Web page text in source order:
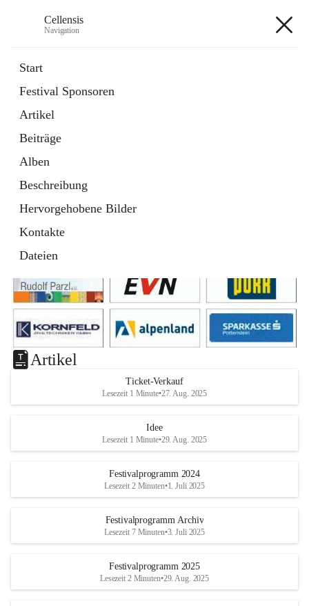
Cellensis
Navigation
Start
Festival Sponsoren
Artikel
Beiträge
Alben
Beschreibung
Hervorgehobene Bilder
Kontakte
Dateien
Festival Sponsoren
Artikel
Ticket-Verkauf
Lesezeit 1 Minute•27. Aug. 2025
Idee
Lesezeit 1 Minute•29. Aug. 2025
Festivalprogramm 2024
Lesezeit 2 Minuten•1. Juli 2025
Festivalprogramm Archiv
Lesezeit 7 Minuten•3. Juli 2025
Festivalprogramm 2025
Lesezeit 2 Minuten•29. Aug. 2025